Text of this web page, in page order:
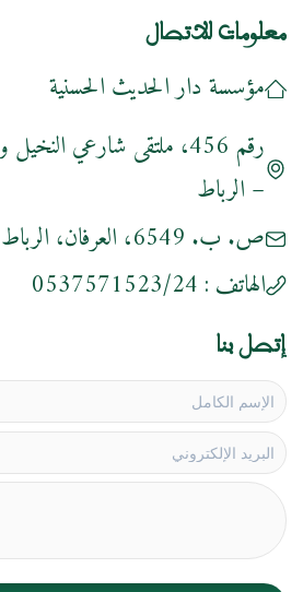
معلومات للاتصال
مؤسسة دار الحديث الحسنية
رقم 456، ملتقى شارعي
– الرباط
ص. ب. 6549، العرفان، الرباط، المغرب
الهاتف : 0537571523/24
إتصل بنا